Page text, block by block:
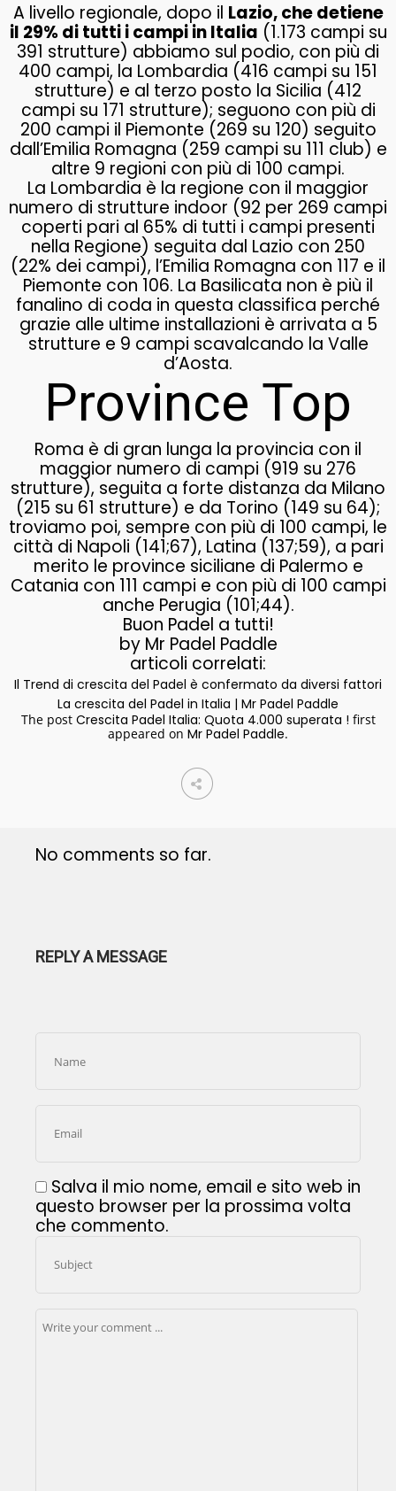
A livello regionale, dopo il Lazio, che detiene
il 29% di tutti i campi in Italia (1.173 campi su
391 strutture) abbiamo sul podio, con più di
400 campi, la Lombardia (416 campi su 151
strutture) e al terzo posto la Sicilia (412
campi su 171 strutture); seguono con più di
200 campi il Piemonte (269 su 120) seguito
dall’Emilia Romagna (259 campi su 111 club) e
altre 9 regioni con più di 100 campi.
La Lombardia è la regione con il maggior
numero di strutture indoor (92 per 269 campi
coperti pari al 65% di tutti i campi presenti
nella Regione) seguita dal Lazio con 250
(22% dei campi), l’Emilia Romagna con 117 e il
Piemonte con 106. La Basilicata non è più il
fanalino di coda in questa classifica perché
grazie alle ultime installazioni è arrivata a 5
strutture e 9 campi scavalcando la Valle
d’Aosta.
Province Top
Roma è di gran lunga la provincia con il
maggior numero di campi (919 su 276
strutture), seguita a forte distanza da Milano
(215 su 61 strutture) e da Torino (149 su 64);
troviamo poi, sempre con più di 100 campi, le
città di Napoli (141;67), Latina (137;59), a pari
merito le province siciliane di Palermo e
Catania con 111 campi e con più di 100 campi
anche Perugia (101;44).
Buon Padel a tutti!
by Mr Padel Paddle
articoli correlati:
Il Trend di crescita del Padel è confermato da diversi fattori
La crescita del Padel in Italia | Mr Padel Paddle
The post Crescita Padel Italia: Quota 4.000 superata ! first
appeared on Mr Padel Paddle.
No comments so far.
REPLY A MESSAGE
Salva il mio nome, email e sito web in
questo browser per la prossima volta
che commento.